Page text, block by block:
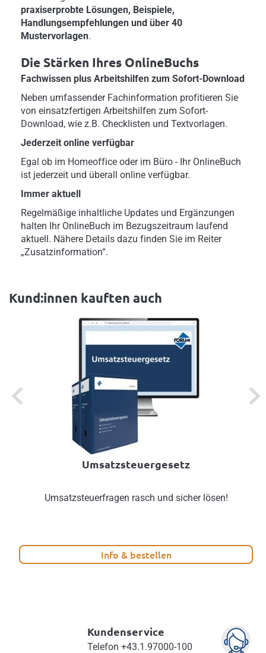
praxiserprobte Lösungen, Beispiele,
Handlungsempfehlungen und über 40
Mustervorlagen.
Die Stärken Ihres OnlineBuchs
Fachwissen plus Arbeitshilfen zum Sofort-Download
Neben umfassender Fachinformation profitieren Sie
von einsatzfertigen Arbeitshilfen zum Sofort-
Download, wie z.B. Checklisten und Textvorlagen.
Jederzeit online verfügbar
Egal ob im Homeoffice oder im Büro - Ihr OnlineBuch
ist jederzeit und überall online verfügbar.
Immer aktuell
Regelmäßige inhaltliche Updates und Ergänzungen
halten Ihr OnlineBuch im Bezugszeitraum laufend
aktuell. Nähere Details dazu finden Sie im Reiter
„Zusatzinformation“.
Kund:innen kauften auch
Previous Next
Umsatzsteuergesetz
Umsatzsteuerfragen rasch und sicher lösen!
Info & bestellen
Kundenservice
Telefon +43.1.97000-100